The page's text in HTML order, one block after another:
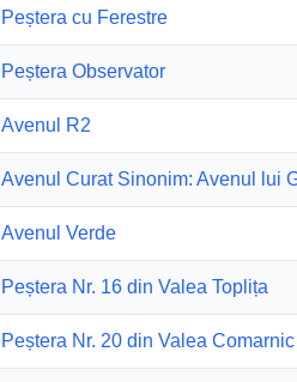
Peștera cu Ferestre
Peștera Observator
Avenul R2
Avenul Curat Sinonim: Avenul lui
Avenul Verde
Peștera Nr. 16 din Valea Toplița
Peștera Nr. 20 din Valea Comarnic